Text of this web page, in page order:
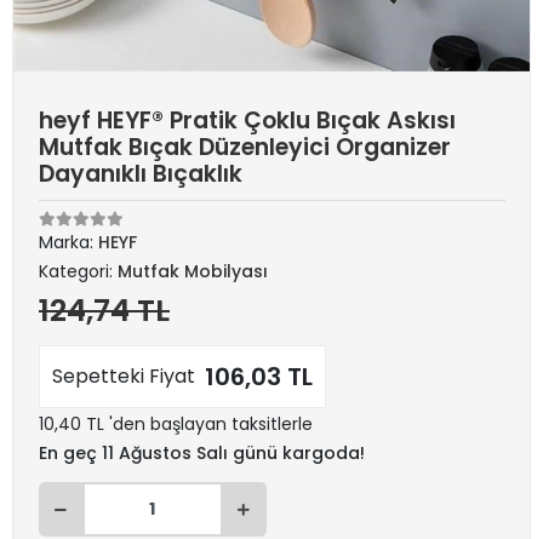
heyf HEYF® Pratik Çoklu Bıçak Askısı
Mutfak Bıçak Düzenleyici Organizer
Dayanıklı Bıçaklık
Marka: HEYF
Kategori: Mutfak Mobilyası
124,74 TL
Sepetteki Fiyat 106,03 TL
10,40 TL 'den başlayan taksitlerle
En geç 11 Ağustos Salı günü kargoda!